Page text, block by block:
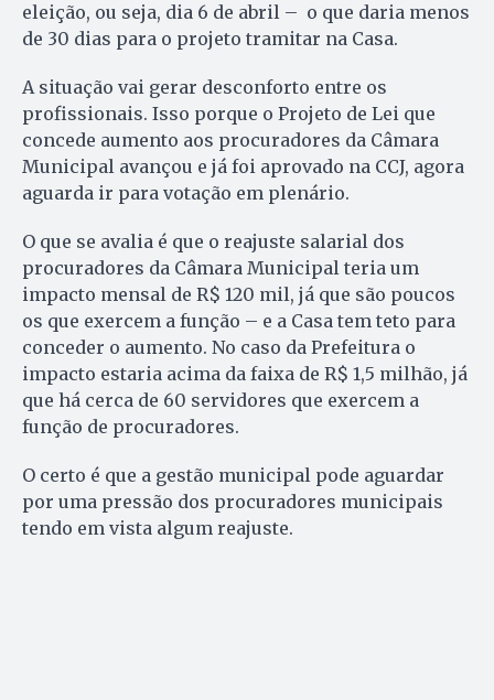
eleição, ou seja, dia 6 de abril – o que daria menos
de 30 dias para o projeto tramitar na Casa.
A situação vai gerar desconforto entre os
profissionais. Isso porque o Projeto de Lei que
concede aumento aos procuradores da Câmara
Municipal avançou e já foi aprovado na CCJ, agora
aguarda ir para votação em plenário.
O que se avalia é que o reajuste salarial dos
procuradores da Câmara Municipal teria um
impacto mensal de R$ 120 mil, já que são poucos
os que exercem a função – e a Casa tem teto para
conceder o aumento. No caso da Prefeitura o
impacto estaria acima da faixa de R$ 1,5 milhão, já
que há cerca de 60 servidores que exercem a
função de procuradores.
O certo é que a gestão municipal pode aguardar
por uma pressão dos procuradores municipais
tendo em vista algum reajuste.